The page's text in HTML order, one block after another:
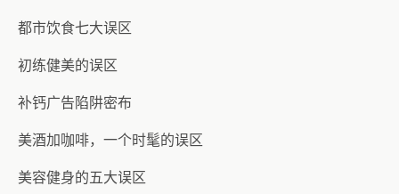
都市饮食七大误区
初练健美的误区
补钙广告陷阱密布
美酒加咖啡，一个时髦的误区
美容健身的五大误区